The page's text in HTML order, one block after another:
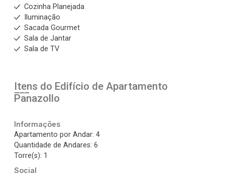
Cozinha Planejada
Iluminação
Sacada Gourmet
Sala de Jantar
Sala de TV
Itens do Edifício de Apartamento
Panazollo
Informações
Apartamento por Andar: 4
Quantidade de Andares: 6
Torre(s): 1
Social